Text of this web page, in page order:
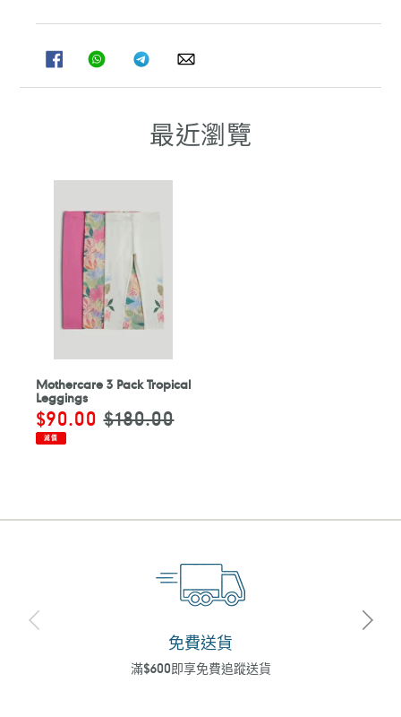
FACEBOOK
分
享
WHATSAPPTELEGRAM
分
享
WHATSAPP
最近瀏覽
Mothercare 3 Pack Tropical
Leggings
售
價
$90.00 定
價
$180.00
減價
免費送貨
滿$600即享免費追蹤送貨